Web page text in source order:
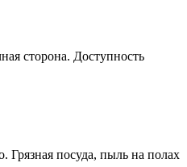
сторона. Доступность
Грязная посуда, пыль на полах